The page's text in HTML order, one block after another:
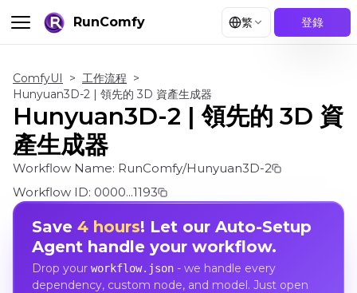
RunComfy 繁 登錄
ComfyUI > 工作流程 >
Hunyuan3D-2 | 領先的 3D 資產生成器
Hunyuan3D-2 | 領先的 3D 資
產生成器
Workflow Name: RunComfy/Hunyuan3D-2
Workflow ID: 0000...1193
Save 4 hours! Let our Auto-Setup
Agent handle your workflow.
Drop your workflow.json- we handle every
dependency, custom node, and model. Just open